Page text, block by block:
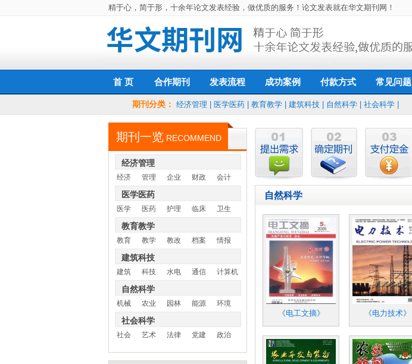
精于心，简于形，十余年论文发表经验，做优质的服务！论文发表就在华文期刊网！
首 页 合作期刊
经济管理
医学医药
教育教学
建筑科技
自然科学
社会科学
发表流程 成功案例
信誉保障
付款方式 常见问题
期刊分类： 经济管理 医学医药 教育教学 建筑科技 自然科学 社会科学
期刊一览 RECOMMEND
经济管理
经济 管理 企业 财政 会计
医学医药
医学 医药 护理 临床 卫生
教育教学
教育 教学 教改 档案 情报
建筑科技
建筑 科技 水电 通信 计算机
自然科学
机械 农业 园林 能源 环境
社会科学
社会 艺术 法律 党建 政治
自然科学
《电工文摘》 《电力技术》